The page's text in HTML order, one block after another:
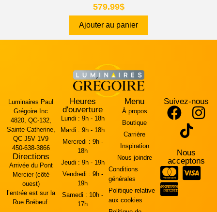
579.99$
Ajouter au panier
Luminaires Paul
Grégoire Inc
4820, QC-132,
Sainte-Catherine,
QC J5V 1V9
450-638-3866
Directions
Arrivée du Pont
Mercier (côté
ouest)
l’entrée est sur la
Rue Brébeuf.
Heures
d'ouverture
Lundi : 9h - 18h
Mardi : 9h - 18h
Mercredi : 9h -
18h
Jeudi : 9h - 19h
Vendredi : 9h -
19h
Samedi : 10h -
17h
Menu
À propos
Boutique
Carrière
Inspiration
Nous joindre
Conditions
générales
Politique relative
aux cookies
Suivez-nous
Nous
acceptons